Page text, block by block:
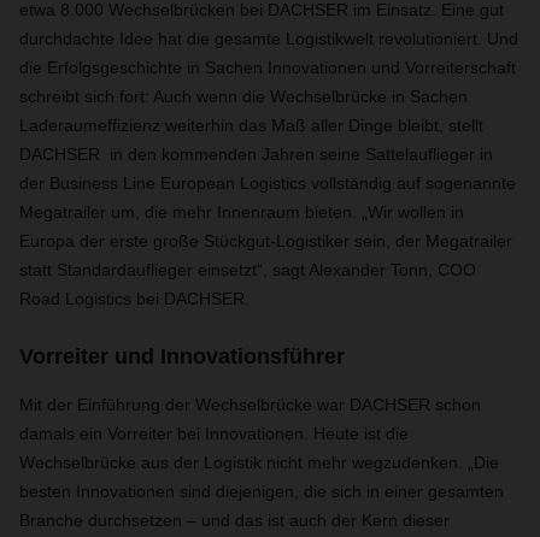
etwa 8.000 Wechselbrücken bei DACHSER im Einsatz. Eine gut
durchdachte Idee hat die gesamte Logistikwelt revolutioniert. Und
die Erfolgsgeschichte in Sachen Innovationen und Vorreiterschaft
schreibt sich fort: Auch wenn die Wechselbrücke in Sachen
Laderaumeffizienz weiterhin das Maß aller Dinge bleibt, stellt
DACHSER in den kommenden Jahren seine Sattelauflieger in
der Business Line European Logistics vollständig auf sogenannte
Megatrailer um, die mehr Innenraum bieten. „Wir wollen in
Europa der erste große Stückgut-Logistiker sein, der Megatrailer
statt Standardauflieger einsetzt“, sagt Alexander Tonn, COO
Road Logistics bei DACHSER.
Vorreiter und Innovationsführer
Mit der Einführung der Wechselbrücke war DACHSER schon
damals ein Vorreiter bei Innovationen. Heute ist die
Wechselbrücke aus der Logistik nicht mehr wegzudenken. „Die
besten Innovationen sind diejenigen, die sich in einer gesamten
Branche durchsetzen – und das ist auch der Kern dieser